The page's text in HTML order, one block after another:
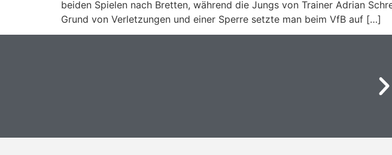
beiden Spielen nach Bretten, während die Jungs von Trainer Adrian
Grund von Verletzungen und einer Sperre setzte man beim VfB auf […]